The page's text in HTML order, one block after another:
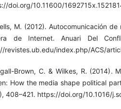
doi.org/10.11600/
M. (2012). Autocomunicación
de Internet. Anuari Del
revistes.ub.edu/index.php/ACS/
Brown, C. & Wilkes, R. (2014).
How the media shape political
408–421. https://doi.org/10.1016/